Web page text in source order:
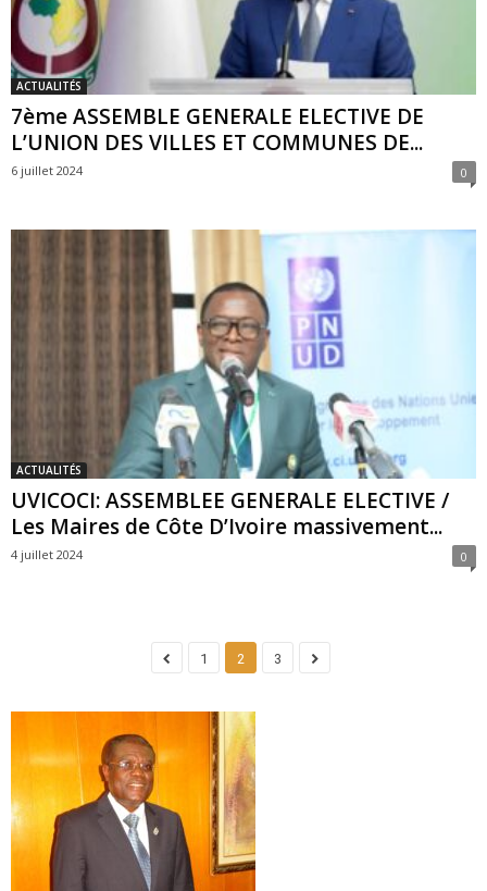
ACTUALITÉS
7ème ASSEMBLE GENERALE ELECTIVE DE
L’UNION DES VILLES ET COMMUNES DE...
6 juillet 2024 0
ACTUALITÉS
UVICOCI: ASSEMBLEE GENERALE ELECTIVE /
Les Maires de Côte D’Ivoire massivement...
4 juillet 2024 0
1 2 3